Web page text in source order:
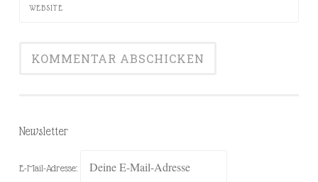
WEBSITE
Newsletter
E-Mail-Adresse: